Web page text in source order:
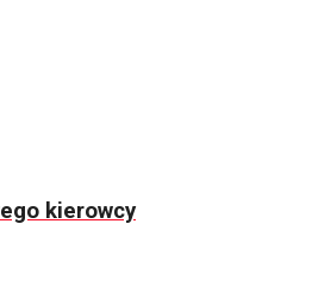
kierowcy